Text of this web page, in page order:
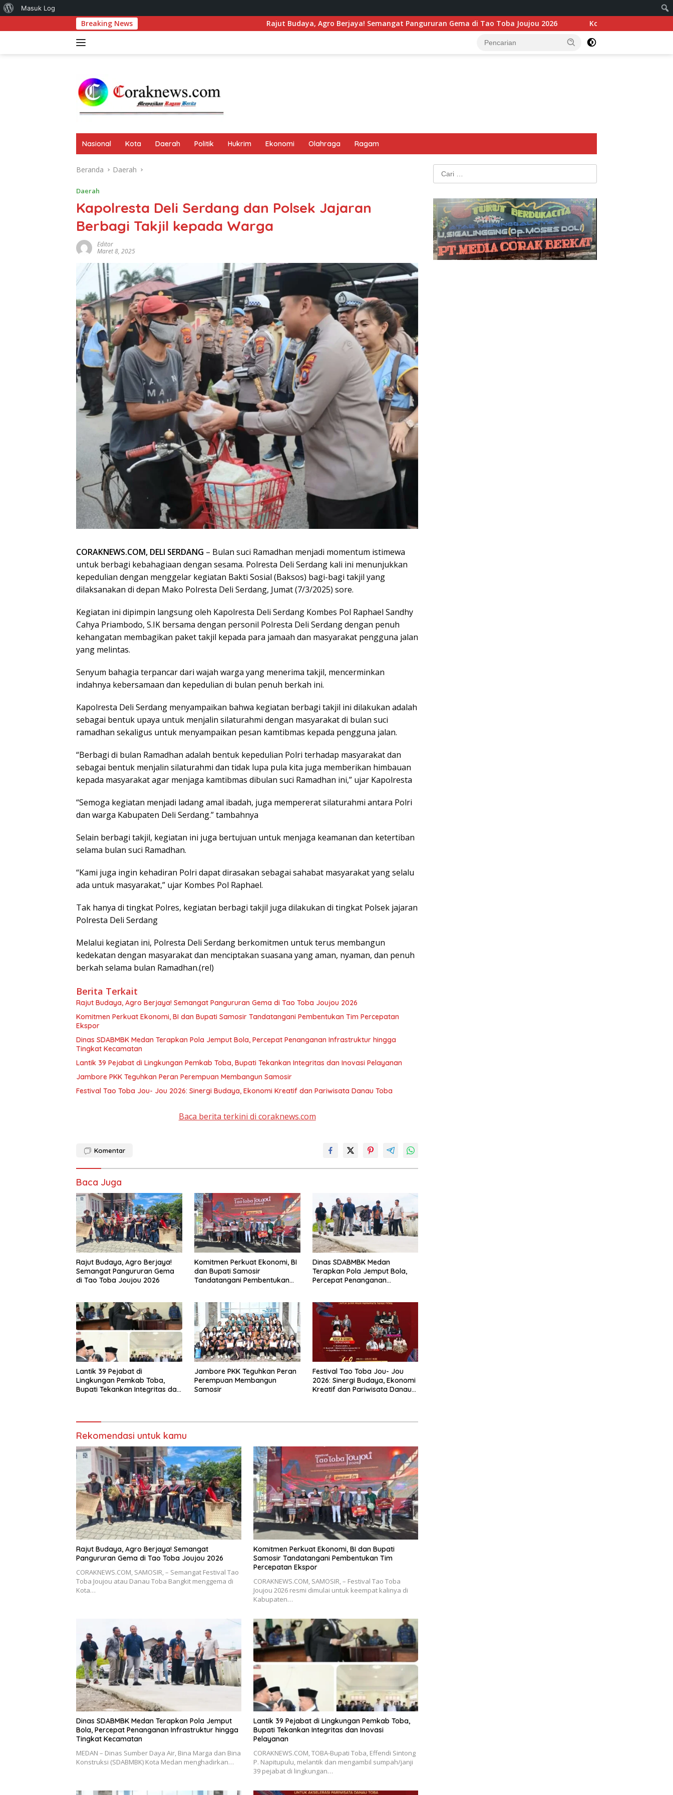
Tentang
Masuk Log
ke
Breaking News Rajut Budaya, Agro Berjaya! Semangat Pangururan Gema di Tao Toba Joujou 2026 Komitmen Perkuat Ekonomi, BI dan Bupati
Nasional Kota Daerah Politik Hukrim Ekonomi Olahraga Ragam
Beranda Daerah
Daerah
Kapolresta Deli Serdang dan Polsek Jajaran
Berbagi Takjil kepada Warga
Editor
Maret 8, 2025
CORAKNEWS.COM, DELI SERDANG – Bulan suci Ramadhan menjadi momentum istimewa
untuk berbagi kebahagiaan dengan sesama. Polresta Deli Serdang kali ini menunjukkan
kepedulian dengan menggelar kegiatan Bakti Sosial (Baksos) bagi-bagi takjil yang
dilaksanakan di depan Mako Polresta Deli Serdang, Jumat (7/3/2025) sore.
Kegiatan ini dipimpin langsung oleh Kapolresta Deli Serdang Kombes Pol Raphael Sandhy
Cahya Priambodo, S.IK bersama dengan personil Polresta Deli Serdang dengan penuh
kehangatan membagikan paket takjil kepada para jamaah dan masyarakat pengguna jalan
yang melintas.
Senyum bahagia terpancar dari wajah warga yang menerima takjil, mencerminkan
indahnya kebersamaan dan kepedulian di bulan penuh berkah ini.
Kapolresta Deli Serdang menyampaikan bahwa kegiatan berbagi takjil ini dilakukan adalah
sebagai bentuk upaya untuk menjalin silaturahmi dengan masyarakat di bulan suci
ramadhan sekaligus untuk menyampaikan pesan kamtibmas kepada pengguna jalan.
“Berbagi di bulan Ramadhan adalah bentuk kepedulian Polri terhadap masyarakat dan
sebagai bentuk menjalin silaturahmi dan tidak lupa pula kita juga memberikan himbauan
kepada masyarakat agar menjaga kamtibmas dibulan suci Ramadhan ini,” ujar Kapolresta
“Semoga kegiatan menjadi ladang amal ibadah, juga mempererat silaturahmi antara Polri
dan warga Kabupaten Deli Serdang.” tambahnya
Selain berbagi takjil, kegiatan ini juga bertujuan untuk menjaga keamanan dan ketertiban
selama bulan suci Ramadhan.
“Kami juga ingin kehadiran Polri dapat dirasakan sebagai sahabat masyarakat yang selalu
ada untuk masyarakat,” ujar Kombes Pol Raphael.
Tak hanya di tingkat Polres, kegiatan berbagi takjil juga dilakukan di tingkat Polsek jajaran
Polresta Deli Serdang
Melalui kegiatan ini, Polresta Deli Serdang berkomitmen untuk terus membangun
kedekatan dengan masyarakat dan menciptakan suasana yang aman, nyaman, dan penuh
berkah selama bulan Ramadhan.(rel)
Berita Terkait
Rajut Budaya, Agro Berjaya! Semangat Pangururan Gema di Tao Toba Joujou 2026
Komitmen Perkuat Ekonomi, BI dan Bupati Samosir Tandatangani Pembentukan Tim Percepatan
Ekspor
Dinas SDABMBK Medan Terapkan Pola Jemput Bola, Percepat Penanganan Infrastruktur hingga
Tingkat Kecamatan
Lantik 39 Pejabat di Lingkungan Pemkab Toba, Bupati Tekankan Integritas dan Inovasi Pelayanan
Jambore PKK Teguhkan Peran Perempuan Membangun Samosir
Festival Tao Toba Jou- Jou 2026: Sinergi Budaya, Ekonomi Kreatif dan Pariwisata Danau Toba
Baca berita terkini di coraknews.com
Komentar
Baca Juga
Rajut Budaya, Agro Berjaya!
Semangat Pangururan Gema
di Tao Toba Joujou 2026
Komitmen Perkuat Ekonomi, BI
dan Bupati Samosir
Tandatangani Pembentukan
Dinas SDABMBK Medan
Terapkan Pola Jemput Bola,
Percepat Penanganan
Lantik 39 Pejabat di
Lingkungan Pemkab Toba,
Bupati Tekankan Integritas dan
Jambore PKK Teguhkan Peran
Perempuan Membangun
Samosir
Festival Tao Toba Jou- Jou
2026: Sinergi Budaya, Ekonomi
Kreatif dan Pariwisata Danau
Rekomendasi untuk kamu
Rajut Budaya, Agro Berjaya! Semangat
Pangururan Gema di Tao Toba Joujou 2026
CORAKNEWS.COM, SAMOSIR, – Semangat Festival Tao
Toba Joujou atau Danau Toba Bangkit menggema di
Kota…
Komitmen Perkuat Ekonomi, BI dan Bupati
Samosir Tandatangani Pembentukan Tim
Percepatan Ekspor
CORAKNEWS.COM, SAMOSIR, – Festival Tao Toba
Joujou 2026 resmi dimulai untuk keempat kalinya di
Kabupaten…
Dinas SDABMBK Medan Terapkan Pola Jemput
Bola, Percepat Penanganan Infrastruktur hingga
Tingkat Kecamatan
MEDAN – Dinas Sumber Daya Air, Bina Marga dan Bina
Konstruksi (SDABMBK) Kota Medan menghadirkan…
Lantik 39 Pejabat di Lingkungan Pemkab Toba,
Bupati Tekankan Integritas dan Inovasi
Pelayanan
CORAKNEWS.COM, TOBA-Bupati Toba, Effendi Sintong
P. Napitupulu, melantik dan mengambil sumpah/janji
39 pejabat di lingkungan…
Cari
untuk: